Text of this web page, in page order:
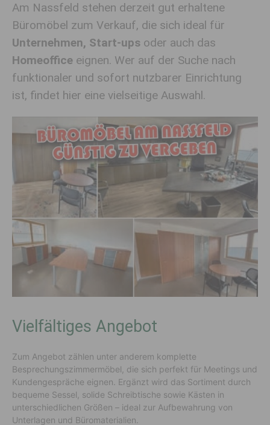
Am Nassfeld stehen derzeit gut erhaltene
Büromöbel zum Verkauf, die sich ideal für
Unternehmen, Start-ups oder auch das
Homeoffice eignen. Wer auf der Suche nach
funktionaler und sofort nutzbarer Einrichtung
ist, findet hier eine vielseitige Auswahl.
Vielfältiges Angebot
Zum Angebot zählen unter anderem komplette
Besprechungszimmermöbel, die sich perfekt für Meetings und
Kundengespräche eignen. Ergänzt wird das Sortiment durch
bequeme Sessel, solide Schreibtische sowie Kästen in
unterschiedlichen Größen – ideal zur Aufbewahrung von
Unterlagen und Büromaterialien.